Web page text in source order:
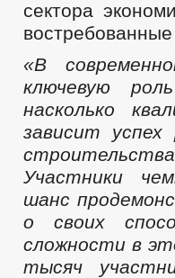
сектора
«В
ключевую
насколько
зависит
Участники
шанс
о своих
сложности в
тысяч